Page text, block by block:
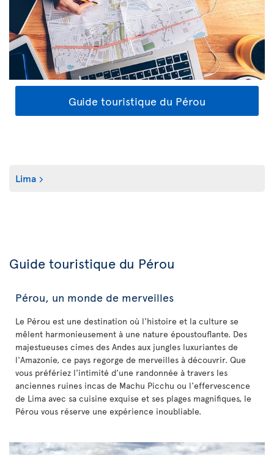
Guide touristique du Pérou
Lima
Guide touristique du Pérou
Pérou, un monde de merveilles
Le Pérou est une destination où l'histoire et la culture se
mêlent harmonieusement à une nature époustouflante. Des
majestueuses cimes des Andes aux jungles luxuriantes de
l'Amazonie, ce pays regorge de merveilles à découvrir. Que
vous préfériez l'intimité d'une randonnée à travers les
anciennes ruines incas de Machu Picchu ou l'effervescence
de Lima avec sa cuisine exquise et ses plages magnifiques, le
Pérou vous réserve une expérience inoubliable.